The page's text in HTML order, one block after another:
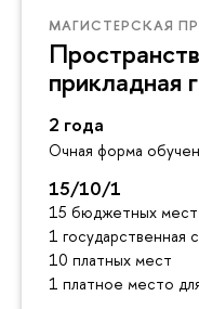
МАГИСТЕРСКАЯ
прикладная
2 года
Очная форма
15/10/1
15 бюджетных мест
1 государственная
10 платных мест
1 платное место